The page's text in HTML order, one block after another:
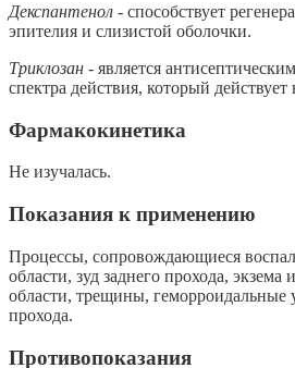
Декспантенол - способствует
эпителия и слизистой оболочки.
Триклозан - является
спектра действия, который
Фармакокинетика
Не изучалась.
Показания к применению
Процессы, сопровождающиеся
области, зуд заднего прохода,
области, трещины, геморроидальные
прохода.
Противопоказания